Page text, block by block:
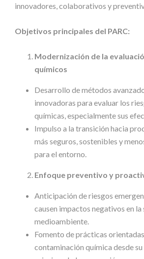
innovadores, colaborativos y
Objetivos principales del PARC:
Modernización de la
químicos
Desarrollo de métodos
innovadoras para evaluar los
químicas, especialmente sus
Impulso a la transición hacia
más seguros, sostenibles y
para el entorno.
Enfoque preventivo y
Anticipación de riesgos
causen impactos negativos en la
medioambiente.
Fomento de prácticas
contaminación química desde su